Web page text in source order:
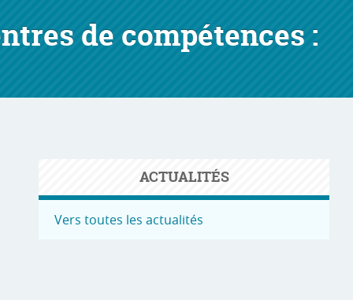
de compétences :
ACTUALITÉS
Vers toutes les actualités